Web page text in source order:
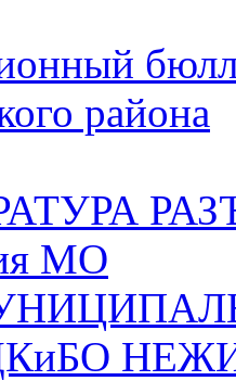
района
МО